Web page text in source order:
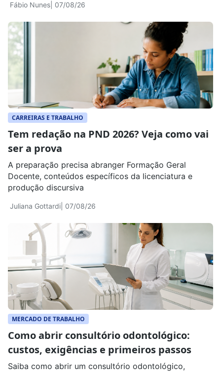
Fábio Nunes | 07/08/26
CARREIRAS E TRABALHO
Tem redação na PND 2026? Veja como vai
ser a prova
Juliana Gottardi | 07/08/26
A preparação precisa abranger Formação Geral
Docente, conteúdos específicos da licenciatura e
produção discursiva
MERCADO DE TRABALHO
Como abrir consultório odontológico:
custos, exigências e primeiros passos
Saiba como abrir um consultório odontológico,